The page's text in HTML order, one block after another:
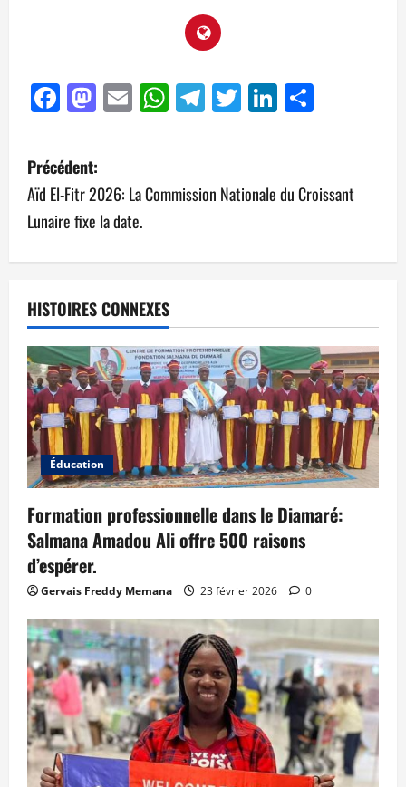
Facebook
Mastodon
EmailWhatsApp
Telegram
TwitterLinkedIn
Précédent:
Aïd El-Fitr 2026: La Commission Nationale du Croissant
Lunaire fixe la date.
HISTOIRES CONNEXES
Éducation
Formation professionnelle dans le Diamaré:
Salmana Amadou Ali offre 500 raisons
d’espérer.
Gervais Freddy Memana 23 février 2026 0